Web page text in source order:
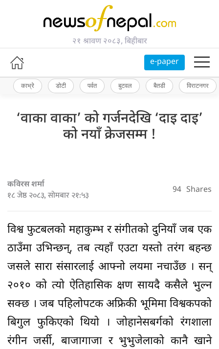
२१ श्रावण २०८३, बिहीबार
e-paper
काभ्रे डोटी पर्वत बुटवल बैतडी विराटनगर
‘वाका वाका’ को गर्जनदेखि ‘दाइ दाइ’
को नयाँ क्रेजसम्म !
कविरस शर्मा
१८ जेष्ठ २०८३, सोमबार २१:५३ 94 Shares
विश्व फुटबलको महाकुम्भ र संगीतको दुनियाँ जब एक
ठाउँमा उभिन्छन्, तब त्यहाँ एउटा यस्तो तरंग बहन्छ
जसले सारा संसारलाई आफ्नो लयमा नचाउँछ । सन्
२०१० को त्यो ऐतिहासिक क्षण सायदै कसैले भुल्न
सक्छ । जब पहिलोपटक अफ्रिकी भूमिमा विश्वकपको
बिगुल फुकिएको थियो । जोहानेसबर्गको रंगशाला
रंगीन जर्सी, बाजागाजा र भुभुजेलाको कानै खाने